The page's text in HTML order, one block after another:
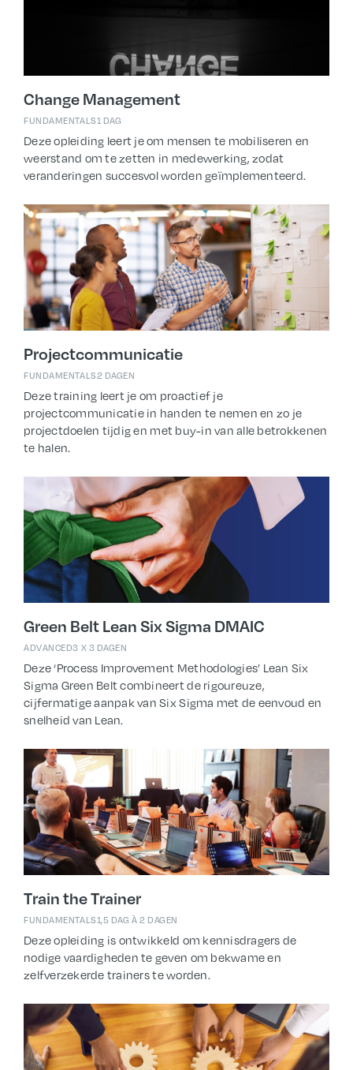
Change Management
FUNDAMENTALS1 DAG
Deze opleiding leert je om mensen te mobiliseren en
weerstand om te zetten in medewerking, zodat
veranderingen succesvol worden geïmplementeerd.
Projectcommunicatie
FUNDAMENTALS2 DAGEN
Deze training leert je om proactief je
projectcommunicatie in handen te nemen en zo je
projectdoelen tijdig en met buy-in van alle betrokkenen
te halen.
Green Belt Lean Six Sigma DMAIC
ADVANCED3 X 3 DAGEN
Deze ‘Process Improvement Methodologies’ Lean Six
Sigma Green Belt combineert de rigoureuze,
cijfermatige aanpak van Six Sigma met de eenvoud en
snelheid van Lean.
Train the Trainer
FUNDAMENTALS1,5 DAG À 2 DAGEN
Deze opleiding is ontwikkeld om kennisdragers de
nodige vaardigheden te geven om bekwame en
zelfverzekerde trainers te worden.